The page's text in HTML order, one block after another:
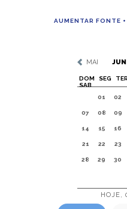
AUMENTAR FONTE +
MAI
DOM SEG TER
SAB
01
02
07 08 09
14 15 16
21 22 23
28 29 30
HOJE,